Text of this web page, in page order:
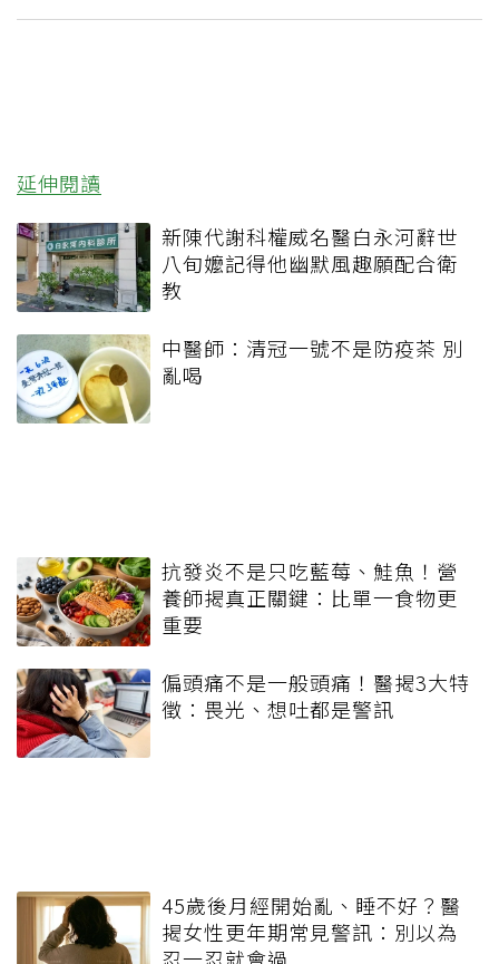
延伸閱讀
新陳代謝科權威名醫白永河辭世
八旬嬤記得他幽默風趣願配合衛
教
中醫師：清冠一號不是防疫茶 別
亂喝
抗發炎不是只吃藍莓、鮭魚！營
養師揭真正關鍵：比單一食物更
重要
偏頭痛不是一般頭痛！醫揭3大特
徵：畏光、想吐都是警訊
45歲後月經開始亂、睡不好？醫
揭女性更年期常見警訊：別以為